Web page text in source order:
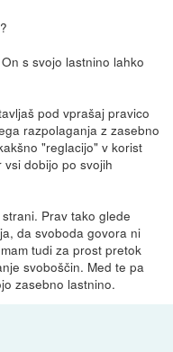
s svojo lastnino lahko
pod vprašaj pravico
razpolaganja z zasebno
"reglacijo" v korist
dobijo po svojih
Prav tako glede
da svoboda govora ni
tudi za prost pretok
svoboščin. Med te pa
zasebno lastnino.